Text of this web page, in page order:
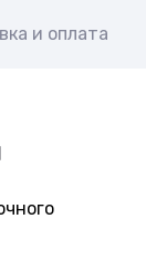
и оплата